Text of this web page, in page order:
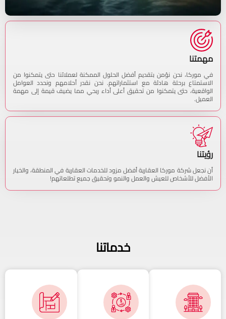
مهمتنا
في موركا، نحن نؤمن بتقديم أفضل الحلول الممكنة لعملائنا حتى يتمكنوا من
الاستمتاع برحلة هادئة مع استثماراتهم. نحن نقدر أحلامهم ونحدد العوامل
الواقعية، حتى يتمكنوا من تحقيق أعلى أداء ربحي مما يضيف قيمة إلى مهمة
العميل.
رؤيتنا
أن نجعل شركة موركا العقارية أفضل مزود للخدمات العقارية في المنطقة، والخيار
الأفضل للأشخاص للعيش والعمل والنمو وتحقيق جميع تطلعاتهم!
خدماتنا